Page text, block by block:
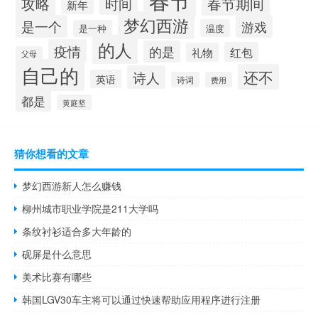
新年
是一个 是一种 梦幻西游 温度 游戏
父母 疫情 的人 的是 礼物 红包
自己的 英语 诗人 诗词 费用 还不
都是 黄庭坚
猜你想看的文章
梦幻西游新人怎么赚钱
柳州城市职业学院是211大学吗
条纹衬衫适合多大年龄的
砚屏是什么意思
美术比赛有哪些
韩国LGV30车主将可以通过快速帮助应用程序进行注册